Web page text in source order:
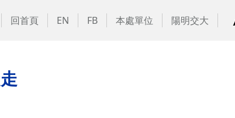
回首頁 EN FB 本處單位 陽明交大